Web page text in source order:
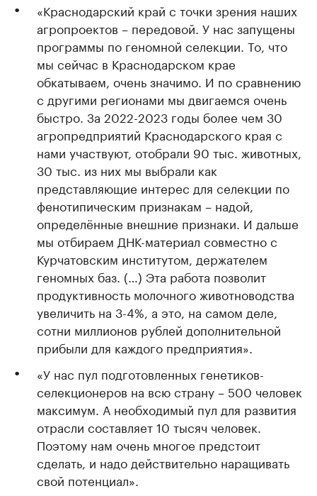
«Краснодарский край с точки зрения наших
агропроектов – передовой. У нас запущены
программы по геномной селекции. То, что
мы сейчас в Краснодарском крае
обкатываем, очень значимо. И по сравнению
с другими регионами мы двигаемся очень
быстро. За 2022-2023 годы более чем 30
агропредприятий Краснодарского края с
нами участвуют, отобрали 90 тыс. животных,
30 тыс. из них мы выбрали как
представляющие интерес для селекции по
фенотипическим признакам – надой,
определённые внешние признаки. И дальше
мы отбираем ДНК-материал совместно с
Курчатовским институтом, держателем
геномных баз. (…) Эта работа позволит
продуктивность молочного животноводства
увеличить на 3-4%, а это, на самом деле,
сотни миллионов рублей дополнительной
прибыли для каждого предприятия».
«У нас пул подготовленных генетиков-
селекционеров на всю страну – 500 человек
максимум. А необходимый пул для развития
отрасли составляет 10 тысяч человек.
Поэтому нам очень многое предстоит
сделать, и надо действительно наращивать
свой потенциал».